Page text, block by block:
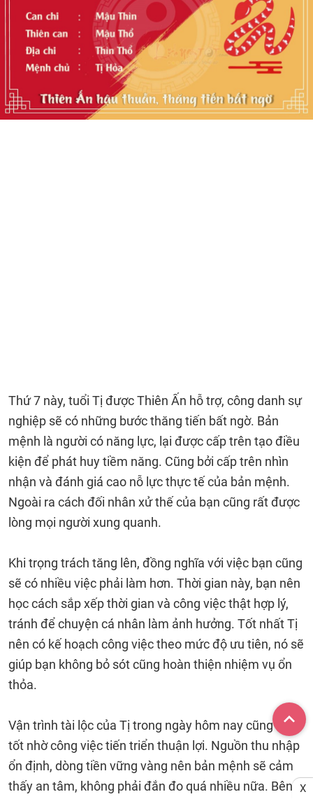
Thứ 7 này, tuổi Tị được Thiên Ấn hỗ trợ, công danh sự
nghiệp sẽ có những bước thăng tiến bất ngờ. Bản
mệnh là người có năng lực, lại được cấp trên tạo điều
kiện để phát huy tiềm năng. Cũng bởi cấp trên nhìn
nhận và đánh giá cao nỗ lực thực tế của bản mệnh.
Ngoài ra cách đối nhân xử thế của bạn cũng rất được
lòng mọi người xung quanh.
Khi trọng trách tăng lên, đồng nghĩa với việc bạn cũng
sẽ có nhiều việc phải làm hơn. Thời gian này, bạn nên
học cách sắp xếp thời gian và công việc thật hợp lý,
tránh để chuyện cá nhân làm ảnh hưởng. Tốt nhất Tị
nên có kế hoạch công việc theo mức độ ưu tiên, nó sẽ
giúp bạn không bỏ sót cũng hoàn thiện nhiệm vụ ổn
thỏa.
Vận trình tài lộc của Tị trong ngày hôm nay cũng rất
tốt nhờ công việc tiến triển thuận lợi. Nguồn thu nhập
ổn định, dòng tiền vững vàng nên bản mệnh sẽ cảm
thấy an tâm, không phải đắn đo quá nhiều nữa. Bên
X